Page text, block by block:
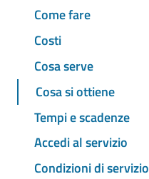
Come fare
Costi
Cosa serve
Cosa si ottiene
Tempi e scadenze
Accedi al servizio
Condizioni di servizio